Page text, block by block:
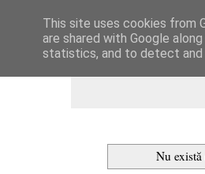
Dulcegarii
Nu
This site uses cookies from
are shared with Google
statistics, and to detect and